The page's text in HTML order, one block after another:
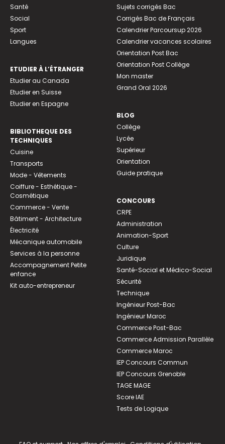
Santé
Social
Sport
Langues
ETUDIER À L’ÉTRANGER
Etudier au Canada
Etudier en Suisse
Etudier en Espagne
BIBLIOTHEQUE DES
TECHNIQUES
Cuisine
Transports
Mode - Vêtements
Coiffure - Esthétique -
Cosmétique
Commerce - Vente
Bâtiment - Architecture
Électricité
Mécanique automobile
Services à la personne
Accompagnement Petite
enfance
Kit auto-entrepreneur
Sujets corrigés Bac
Corrigés Bac de Français
Calendrier Parcoursup 2026
Calendrier vacances scolaires
Orientation Post Bac
Orientation Post Collège
Mon master
Grand Oral 2026
BLOG
Collège
Lycée
Supérieur
Orientation
Guide pratique
CONCOURS
CRPE
Administration
Animation-Sport
Culture
Juridique
Santé-Social et Médico-Social
Sécurité
Technique
Ingénieur Post-Bac
Ingénieur Maroc
Commerce Post-Bac
Commerce Admission Parallèle
Commerce Maroc
IEP Concours Commun
IEP Concours Grenoble
TAGE MAGE
Score IAE
Tests de Logique